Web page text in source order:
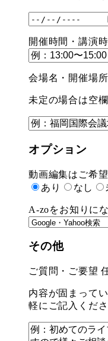
開催時間・講演
会場名・開催場
未定の場合は空
オプション
動画編集はご希
あり
なし
A-zoをお知りに
その他
ご質問・ご要望
内容が固まって
軽にご記入くださ